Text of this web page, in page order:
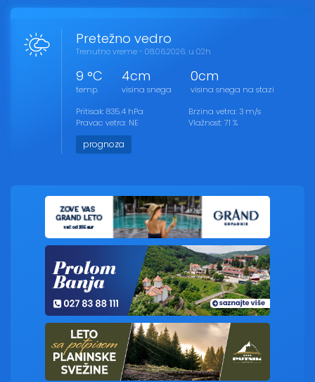
Pretežno vedro
Trenutno vreme - 08.06.2026. u 02h
9 °C
temp.
4cm
visina snega
0cm
visina snega na stazi
Pritisak: 835.4 hPa
Pravac vetra: NE
Brzina vetra: 3 m/s
Vlažnost: 71 %
prognoza